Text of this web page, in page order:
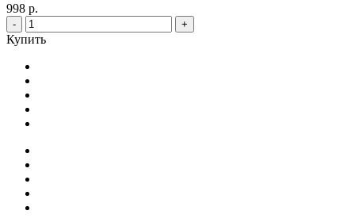
998 р.
- +
Купить